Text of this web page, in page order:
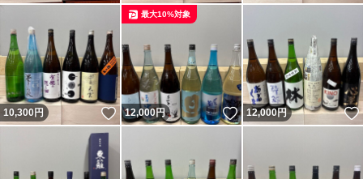
10,300円 いいね！
12,000円 いいね！
最大10%対象
12,000円